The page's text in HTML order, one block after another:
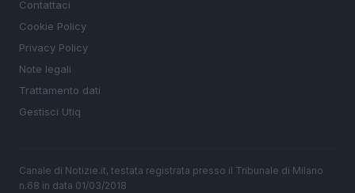
Contattaci
Cookie Policy
Privacy Policy
Note legali
Trattamento dati
Gestisci Utiq
Canale di Notizie.it, testata registrata presso il Tribunale di Milano
n.68 in data 01/03/2018